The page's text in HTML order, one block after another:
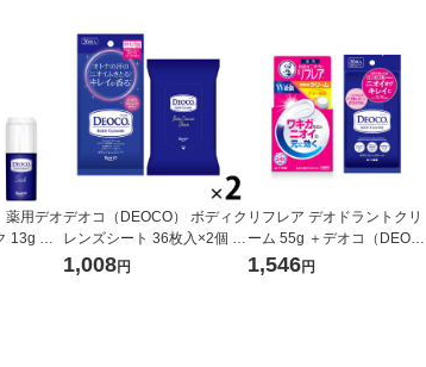
薬用デオ
13g ロ
デオコ（DEOCO） ボディク
レンズシート 36枚入×2個 ロ
ート製薬 汗拭きシート 汗ふ
きシート
1,008円
リフレア デオドラントクリ
ーム 55g ＋デオコ（DEOC
O） ボディクレンズシート 3
6枚入
1,546円